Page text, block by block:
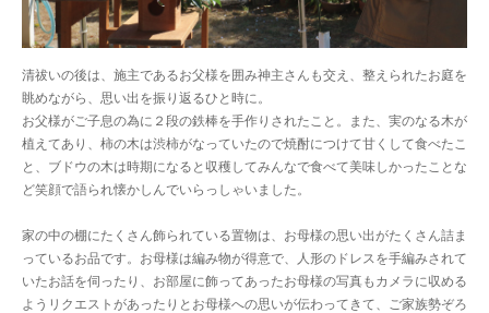
清祓いの後は、施主であるお父様を囲み神主さんも交え、整えられたお庭を
眺めながら、思い出を振り返るひと時に。
お父様がご子息の為に２段の鉄棒を手作りされたこと。また、実のなる木が
植えてあり、柿の木は渋柿がなっていたので焼酎につけて甘くして食べたこ
と、ブドウの木は時期になると収穫してみんなで食べて美味しかったことな
ど笑顔で語られ懐かしんでいらっしゃいました。
家の中の棚にたくさん飾られている置物は、お母様の思い出がたくさん詰ま
っているお品です。お母様は編み物が得意で、人形のドレスを手編みされて
いたお話を伺ったり、お部屋に飾ってあったお母様の写真もカメラに収める
ようリクエストがあったりとお母様への思いが伝わってきて、ご家族勢ぞろ